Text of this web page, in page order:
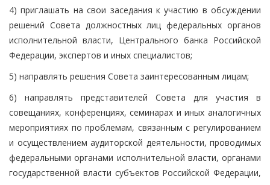
4) приглашать на свои заседания к участию в обсуждении
решений Совета должностных лиц федеральных органов
исполнительной власти, Центрального банка Российской
Федерации, экспертов и иных специалистов;
5) направлять решения Совета заинтересованным лицам;
6) направлять представителей Совета для участия в
совещаниях, конференциях, семинарах и иных аналогичных
мероприятиях по проблемам, связанным с регулированием
и осуществлением аудиторской деятельности, проводимых
федеральными органами исполнительной власти, органами
государственной власти субъектов Российской Федерации,